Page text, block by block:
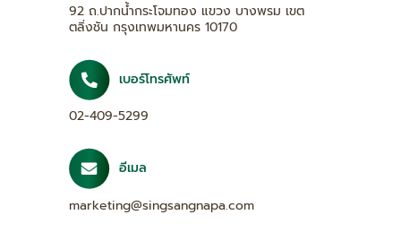
92 ถ.ปากน้ำกระโจมทอง แขวง บางพรม เขต
ตลิ่งชัน กรุงเทพมหานคร 10170
เบอร์โทรศัพท์
02-409-5299
อีเมล
marketing@singsangnapa.com